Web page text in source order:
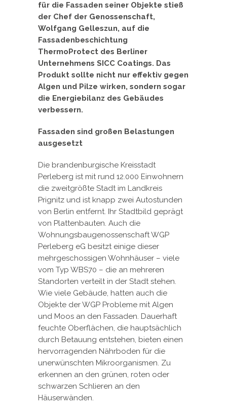
für die Fassaden seiner Objekte stieß
der Chef der Genossenschaft,
Wolfgang Gelleszun, auf die
Fassadenbeschichtung
ThermoProtect des Berliner
Unternehmens SICC Coatings. Das
Produkt sollte nicht nur effektiv gegen
Algen und Pilze wirken, sondern sogar
die Energiebilanz des Gebäudes
verbessern.
Fassaden sind großen Belastungen
ausgesetzt
Die brandenburgische Kreisstadt
Perleberg ist mit rund 12.000 Einwohnern
die zweitgrößte Stadt im Landkreis
Prignitz und ist knapp zwei Autostunden
von Berlin entfernt. Ihr Stadtbild geprägt
von Plattenbauten. Auch die
Wohnungsbaugenossenschaft WGP
Perleberg eG besitzt einige dieser
mehrgeschossigen Wohnhäuser – viele
vom Typ WBS70 – die an mehreren
Standorten verteilt in der Stadt stehen.
Wie viele Gebäude, hatten auch die
Objekte der WGP Probleme mit Algen
und Moos an den Fassaden. Dauerhaft
feuchte Oberflächen, die hauptsächlich
durch Betauung entstehen, bieten einen
hervorragenden Nährboden für die
unerwünschten Mikroorganismen. Zu
erkennen an den grünen, roten oder
schwarzen Schlieren an den
Häuserwänden.